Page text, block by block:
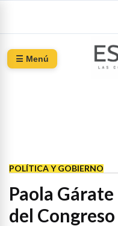
☰ Menú
POLÍTICA Y GOBIERNO
Paola
del